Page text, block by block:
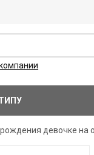
девочке на